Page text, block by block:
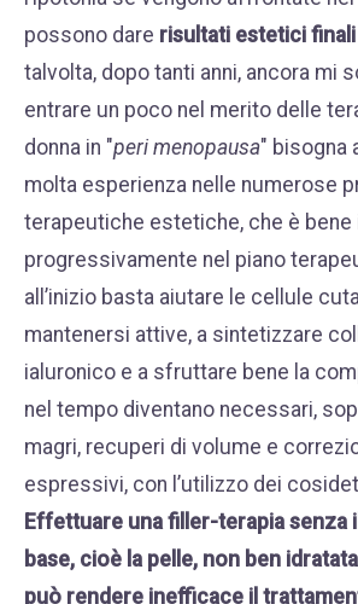
possono dare risultati estetici
talvolta, dopo tanti anni, ancora mi
entrare un poco nel merito delle
donna in "peri menopausa" bisogna
molta esperienza nelle numerose
terapeutiche estetiche, che è bene
progressivamente nel piano
all’inizio basta aiutare le cellule
mantenersi attive, a sintetizzare
ialuronico e a sfruttare bene la
nel tempo diventano necessari,
magri, recuperi di volume e
espressivi, con l’utilizzo dei
Effettuare una filler-terapia senza
base, cioè la pelle, non ben
può rendere inefficace il